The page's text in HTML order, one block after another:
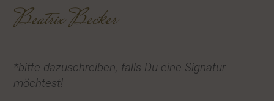
Beatrix Becker
*bitte dazuschreiben, falls Du eine Signatur
möchtest!